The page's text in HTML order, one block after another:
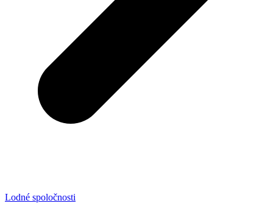
Lodné spoločnosti